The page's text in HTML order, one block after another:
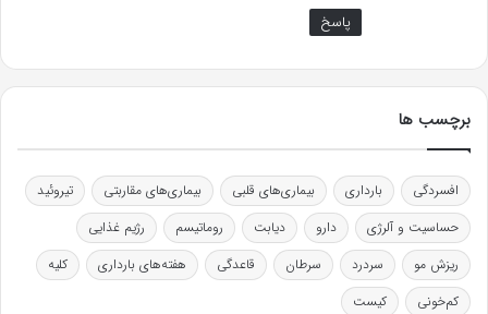
پاسخ
برچسب ها
افسردگی بارداری بیماری‌های قلبی بیماری‌های مقاربتی
تیروئید
حساسیت و آلرژی
دارو دیابت روماتیسم
رژیم غذایی
ریزش مو
سردرد سرطان قاعدگی هفته‌های بارداری
کلیه
کم‌خونی
کیست